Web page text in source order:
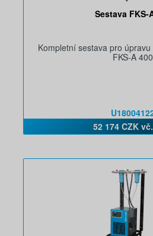
Sestava FKS-
Kompletní sestava pro
FKS-A 400
52 174 CZK